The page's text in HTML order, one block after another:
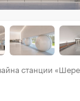
станции